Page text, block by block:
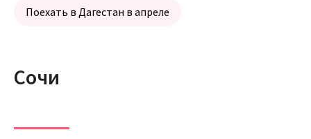
Поехать в Дагестан в апреле
Сочи